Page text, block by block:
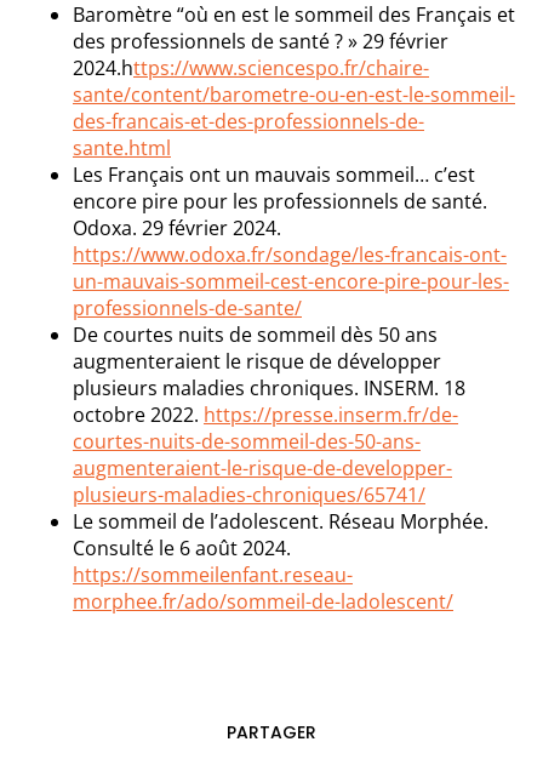
Baromètre “où en est le sommeil des Français et
des professionnels de santé ? » 29 février
2024.https://www.sciencespo.fr/chaire-
sante/content/barometre-ou-en-est-le-sommeil-
des-francais-et-des-professionnels-de-
sante.html
Les Français ont un mauvais sommeil… c’est
encore pire pour les professionnels de santé.
Odoxa. 29 février 2024.
https://www.odoxa.fr/sondage/les-francais-ont-
un-mauvais-sommeil-cest-encore-pire-pour-les-
professionnels-de-sante/
De courtes nuits de sommeil dès 50 ans
augmenteraient le risque de développer
plusieurs maladies chroniques. INSERM. 18
octobre 2022. https://presse.inserm.fr/de-
courtes-nuits-de-sommeil-des-50-ans-
augmenteraient-le-risque-de-developper-
plusieurs-maladies-chroniques/65741/
Le sommeil de l’adolescent. Réseau Morphée.
Consulté le 6 août 2024.
https://sommeilenfant.reseau-
morphee.fr/ado/sommeil-de-ladolescent/
PARTAGER